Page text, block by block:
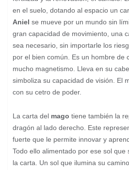
en el suelo, dotando al espacio un
Aniel se mueve por un mundo sin
gran capacidad de movimiento, una
sea necesario, sin importarle los
por el bien común. Es un hombre de
mucho magnetismo. Lleva en su
simboliza su capacidad de visión. El
con su cetro de poder.
La carta del mago tiene también la
dragón al lado derecho. Este
fuerte que le permite innovar y
Todo ello alimentado por ese sol que
la carta. Un sol que ilumina su